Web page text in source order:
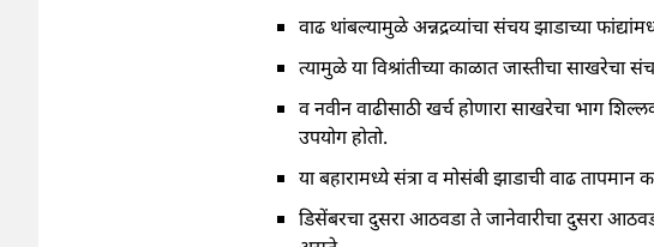
वाढ थांबल्यामुळे अन्नद्रव्यांचा संचय झाडाच्या
त्यामुळे या विश्रांतीच्या काळात जास्तीचा साखरेचा
व नवीन वाढीसाठी खर्च होणारा साखरेचा भाग
उपयोग होतो.
या बहारामध्ये संत्रा व मोसंबी झाडाची वाढ
डिसेंबरचा दुसरा आठवडा ते जानेवारीचा दुसरा